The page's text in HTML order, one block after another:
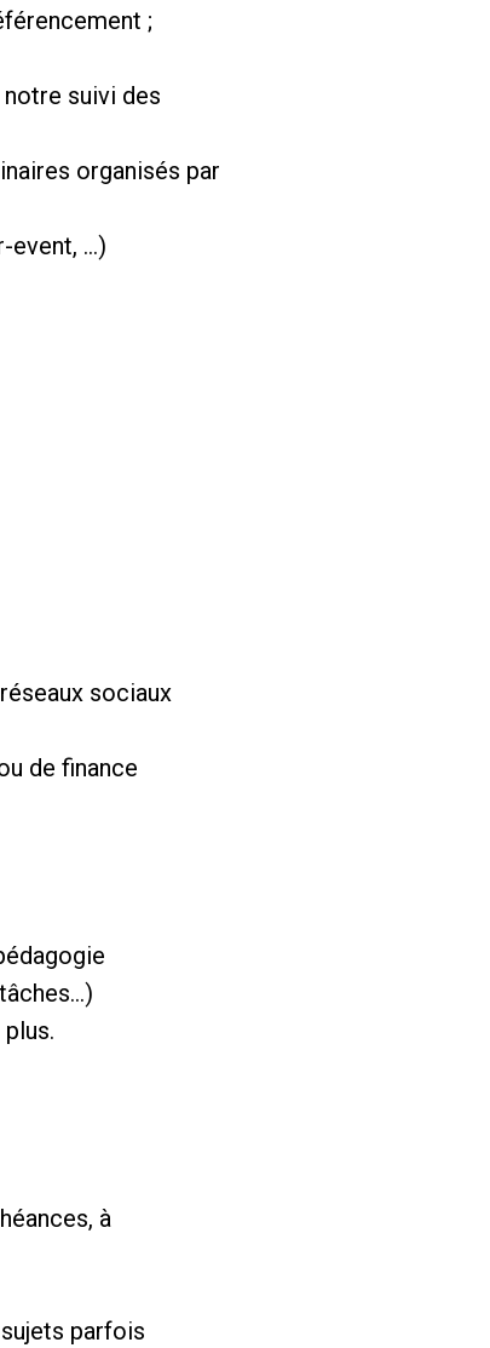
;
suivi des
organisés par
event, …)
sociaux
de finance
à
parfois